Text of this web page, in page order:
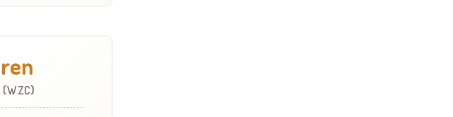
(WZC)